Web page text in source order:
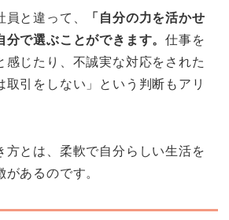
と違って、
「自分の力を活かせ
分で選ぶことができます。仕事を
感じたり、不誠実な対応をされた
取引をしない」という判断もアリ
方とは、柔軟で自分らしい生活を
あるのです。